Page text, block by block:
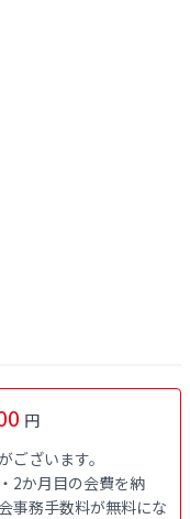
円
ざいます。
2か月目の会費を納
事務手数料が無料にな